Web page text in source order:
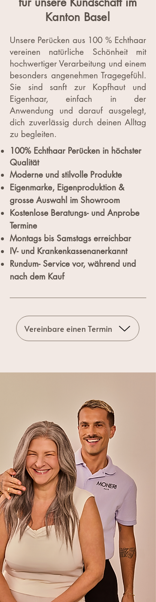
Kanton Basel
Unsere Perücken aus 100 % Echthaar
vereinen natürliche Schönheit mit
hochwertiger Verarbeitung und einem
besonders angenehmen Tragegefühl.
Sie sind sanft zur Kopfhaut und
Eigenhaar, einfach in der
Anwendung und darauf ausgelegt,
dich zuverlässig durch deinen Alltag
zu begleiten.
100% Echthaar Perücken in höchster
Qualität
Moderne und stilvolle Produkte
Eigenmarke, Eigenproduktion &
grosse Auswahl im Showroom
Kostenlose Beratungs- und Anprobe
Termine
Montags bis Samstags erreichbar
IV- und Krankenkassenanerkannt
Rundum- Service vor, während und
nach dem Kauf​​​
Vereinbare einen Termin